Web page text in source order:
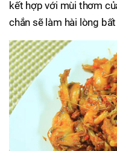
kết hợp với mùi thơm
chắn sẽ làm hài lòng